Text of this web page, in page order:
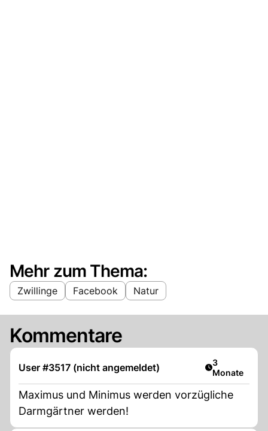
Mehr zum Thema:
Zwillinge Facebook Natur
Kommentare
User #3517 (nicht angemeldet) Artikel
3
Monate
Maximus und Minimus werden vorzügliche
Darmgärtner werden!